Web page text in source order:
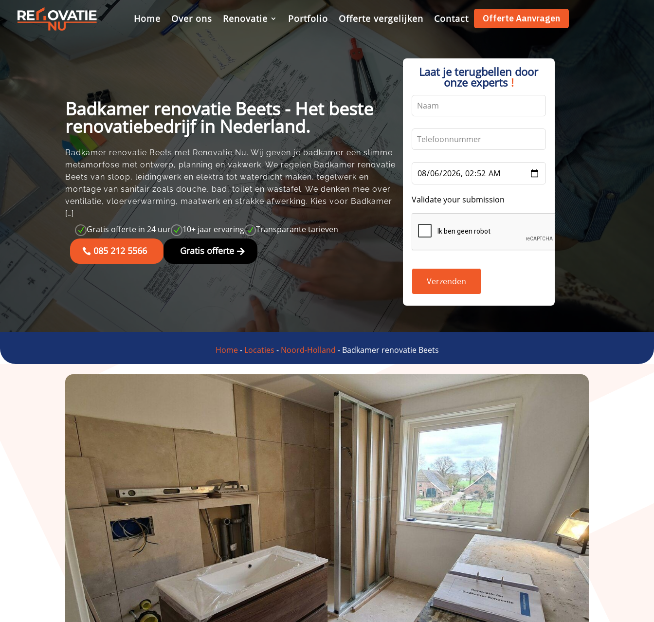
Home Over ons Renovatie Portfolio Offerte vergelijken Contact Offerte Aanvragen
Badkamer renovatie Beets - Het beste
renovatiebedrijf in Nederland.
Badkamer renovatie Beets met Renovatie Nu.​ Wij geven je badkamer een slimme
metamorfose met ontwerp, planning en vakwerk.​ We regelen Badkamer renovatie
Beets van sloop, leidingwerk en elektra tot waterdicht maken, tegelwerk en
montage van sanitair zoals douche, bad, toilet en wastafel.​ We denken mee over
ventilatie, vloerverwarming, maatwerk en strakke afwerking.​ Kies voor Badkamer
[…]
N Gratis offerte in 24 uur N 10+ jaar ervaring N Transparante tarieven
085 212 5566 Gratis offerte
Laat je terugbellen door
onze experts !
Leave
this
blank
Validate your submission
Verzenden
Home- Locaties - Noord-Holland - Badkamer renovatie Beets